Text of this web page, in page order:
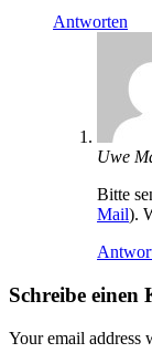
Antworten
Uwe
Bitte
Mail).
Schreibe einen
Your email address